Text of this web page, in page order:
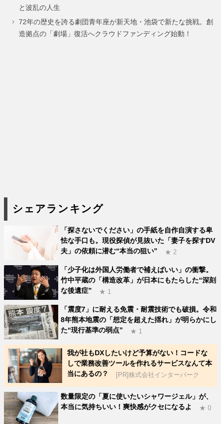
と波乱の人生
72年の歴史を誇る劇団青年座が新天地・池袋で新たな挑戦。創
造拠点の「劇場」復活へクラウドファンディング始動！
シェアランキング
「探さないでください」の手紙を自作自演する卑
怯な手口も。現役探偵が見抜いた「妻子を探すDV
夫」の依頼に潜む“本当の狙い”
★ 2
「少子化は外国人労働者で補えばいい」の衝撃。
竹中平蔵の「構造改革」が日本にもたらした“深刻
な後遺症”
★ 1
「震度7」に耐える免震・耐震技術でも破損。令和
8年熊本地震の「想定を超えた揺れ」が明らかにし
た“現行基準の弱点”
★ 1
我が社もDXしたいけど予算がない！コードな
しで業務改善ツールを作れるサービスなんて本
当にあるの？
[PR]株式会社インターパーク
数量限定の「夏に使いたいシャワージェル」が、
本当に気持ちいい！爽快感がクセになるよ
★ 0